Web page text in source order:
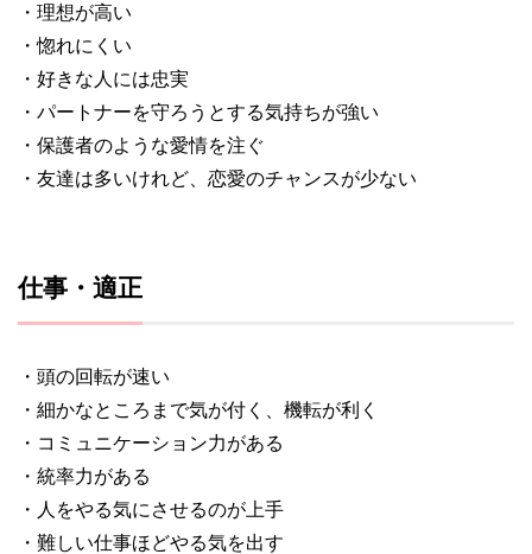
・理想が高い
・惚れにくい
・好きな人には忠実
・パートナーを守ろうとする気持ちが強い
・保護者のような愛情を注ぐ
・友達は多いけれど、恋愛のチャンスが少ない
仕事・適正
・頭の回転が速い
・細かなところまで気が付く、機転が利く
・コミュニケーション力がある
・統率力がある
・人をやる気にさせるのが上手
・難しい仕事ほどやる気を出す